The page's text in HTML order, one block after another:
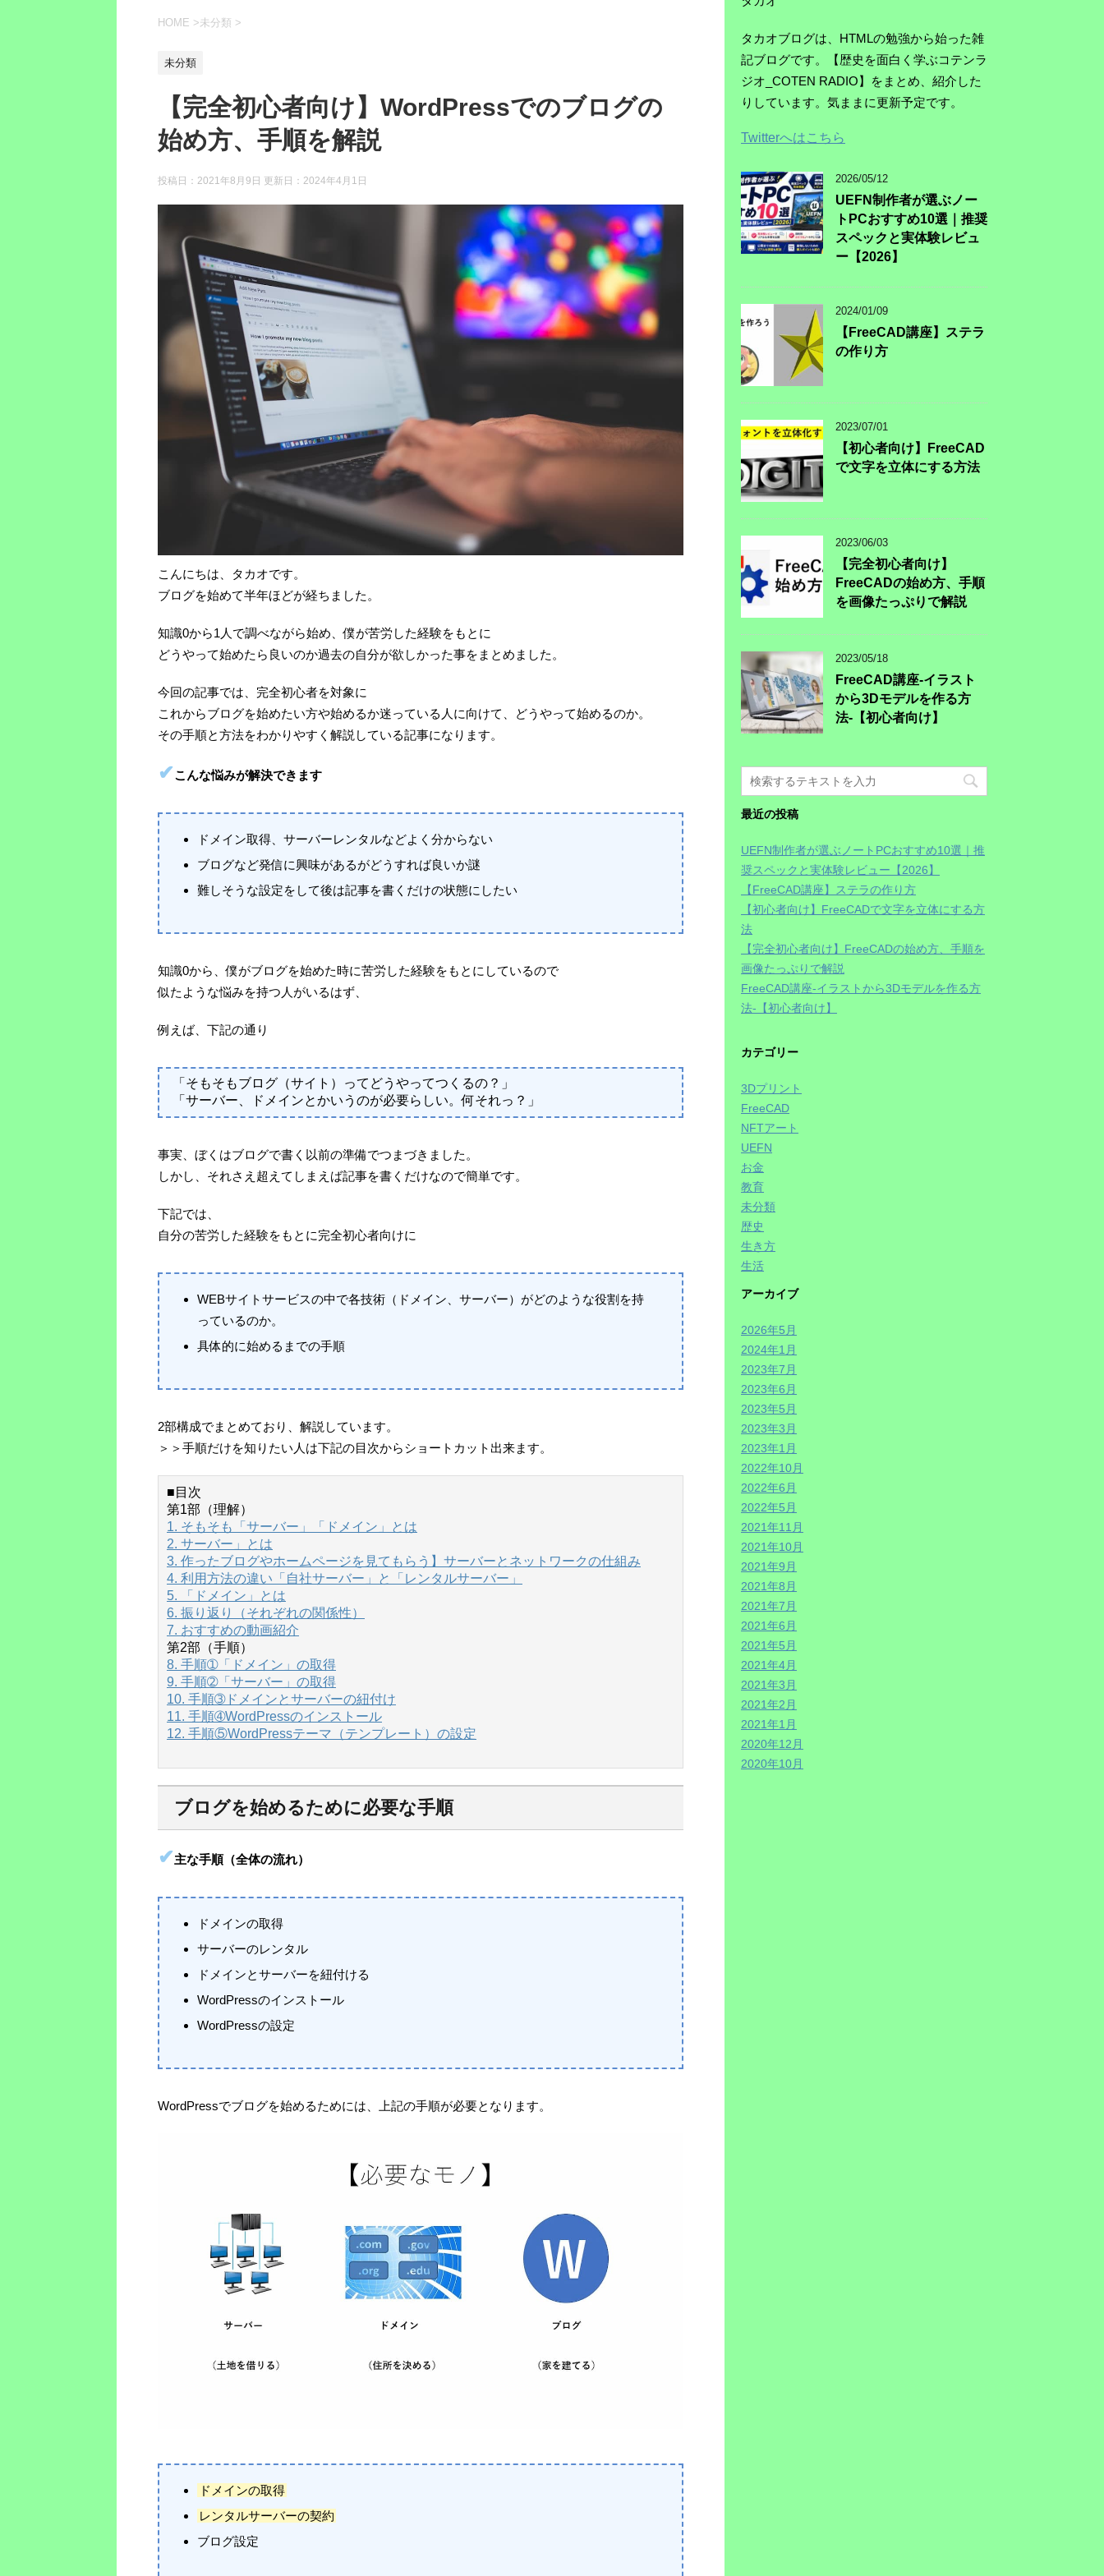
HOME >未分類 >
未分類
【完全初心者向け】WordPressでのブログの
始め方、手順を解説
投稿日：2021年8月9日 更新日： 2024年4月1日
こんにちは、タカオです。
ブログを始めて半年ほどが経ちました。
知識0から1人で調べながら始め、僕が苦労した経験をもとに
どうやって始めたら良いのか過去の自分が欲しかった事をまとめました。
今回の記事では、完全初心者を対象に
これからブログを始めたい方や始めるか迷っている人に向けて、どうやって始めるのか。
その手順と方法をわかりやすく解説している記事になります。
✔こんな悩みが解決できます
ドメイン取得、サーバーレンタルなどよく分からない
ブログなど発信に興味があるがどうすれば良いか謎
難しそうな設定をして後は記事を書くだけの状態にしたい
知識0から、僕がブログを始めた時に苦労した経験をもとにしているので
似たような悩みを持つ人がいるはず、
例えば、下記の通り
「そもそもブログ（サイト）ってどうやってつくるの？」
「サーバー、ドメインとかいうのが必要らしい。何それっ？」
事実、ぼくはブログで書く以前の準備でつまづきました。
しかし、それさえ超えてしまえば記事を書くだけなので簡単です。
下記では、
自分の苦労した経験をもとに完全初心者向けに
WEBサイトサービスの中で各技術（ドメイン、サーバー）がどのような役割を持
っているのか。
具体的に始めるまでの手順
2部構成でまとめており、解説しています。
＞＞手順だけを知りたい人は下記の目次からショートカット出来ます。
■目次
第1部（理解）
1. そもそも「サーバー」「ドメイン」とは
2. サーバー」とは
3. 作ったブログやホームページを見てもらう】サーバーとネットワークの仕組み
4. 利用方法の違い「自社サーバー」と「レンタルサーバー」
5. 「ドメイン」とは
6. 振り返り（それぞれの関係性）
7. おすすめの動画紹介
第2部（手順）
8. 手順➀「ドメイン」の取得
9. 手順➁「サーバー」の取得
10. 手順➂ドメインとサーバーの紐付け
11. 手順➃WordPressのインストール
12. 手順⑤WordPressテーマ（テンプレート）の設定
ブログを始めるために必要な手順
✔主な手順（全体の流れ）
ドメインの取得
サーバーのレンタル
ドメインとサーバーを紐付ける
WordPressのインストール
WordPressの設定
WordPressでブログを始めるためには、上記の手順が必要となります。
ドメインの取得
レンタルサーバーの契約
ブログ設定
タカオブログは、HTMLの勉強から始った雑
記ブログです。【歴史を面白く学ぶコテンラ
ジオ_COTEN RADIO】をまとめ、紹介した
りしています。気ままに更新予定です。
Twitterへはこちら
2026/05/12
UEFN制作者が選ぶノー
トPCおすすめ10選｜推奨
スペックと実体験レビュ
ー【2026】
2024/01/09
【FreeCAD講座】ステラ
の作り方
2023/07/01
【初心者向け】FreeCAD
で文字を立体にする方法
2023/06/03
【完全初心者向け】
FreeCADの始め方、手順
を画像たっぷりで解説
2023/05/18
FreeCAD講座-イラスト
から3Dモデルを作る方
法-【初心者向け】
最近の投稿
UEFN制作者が選ぶノートPCおすすめ10選｜推
奨スペックと実体験レビュー【2026】
【FreeCAD講座】ステラの作り方
【初心者向け】FreeCADで文字を立体にする方
法
【完全初心者向け】FreeCADの始め方、手順を
画像たっぷりで解説
FreeCAD講座-イラストから3Dモデルを作る方
法-【初心者向け】
カテゴリー
3Dプリント
FreeCAD
NFTアート
UEFN
お金
教育
未分類
歴史
生き方
生活
アーカイブ
2026年5月
2024年1月
2023年7月
2023年6月
2023年5月
2023年3月
2023年1月
2022年10月
2022年6月
2022年5月
2021年11月
2021年10月
2021年9月
2021年8月
2021年7月
2021年6月
2021年5月
2021年4月
2021年3月
2021年2月
2021年1月
2020年12月
2020年10月